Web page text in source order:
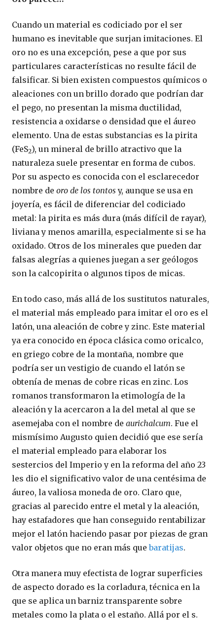
Cuando un material es codiciado por el ser
humano es inevitable que surjan imitaciones. El
oro no es una excepción, pese a que por sus
particulares características no resulte fácil de
falsificar. Si bien existen compuestos químicos o
aleaciones con un brillo dorado que podrían dar
el pego, no presentan la misma ductilidad,
resistencia a oxidarse o densidad que el áureo
elemento. Una de estas substancias es la pirita
(FeS2), un mineral de brillo atractivo que la
naturaleza suele presentar en forma de cubos.
Por su aspecto es conocida con el esclarecedor
nombre de oro de los tontos y, aunque se usa en
joyería, es fácil de diferenciar del codiciado
metal: la pirita es más dura (más difícil de rayar),
liviana y menos amarilla, especialmente si se ha
oxidado. Otros de los minerales que pueden dar
falsas alegrías a quienes juegan a ser geólogos
son la calcopirita o algunos tipos de micas.
En todo caso, más allá de los sustitutos naturales,
el material más empleado para imitar el oro es el
latón, una aleación de cobre y zinc. Este material
ya era conocido en época clásica como oricalco,
en griego cobre de la montaña, nombre que
podría ser un vestigio de cuando el latón se
obtenía de menas de cobre ricas en zinc. Los
romanos transformaron la etimología de la
aleación y la acercaron a la del metal al que se
asemejaba con el nombre de aurichalcum. Fue el
mismísimo Augusto quien decidió que ese sería
el material empleado para elaborar los
sestercios del Imperio y en la reforma del año 23
les dio el significativo valor de una centésima de
áureo, la valiosa moneda de oro. Claro que,
gracias al parecido entre el metal y la aleación,
hay estafadores que han conseguido rentabilizar
mejor el latón haciendo pasar por piezas de gran
valor objetos que no eran más quebaratijas.
Otra manera muy efectista de lograr superficies
de aspecto dorado es la corladura, técnica en la
que se aplica un barniz transparente sobre
metales como la plata o el estaño. Allá por el s.